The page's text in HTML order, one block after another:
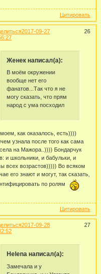
Цитировать
26
2017-09-27
Женек написал(а):
В моём окружении
вообще нет его
фанатов...Так что я не
могу сказать, что прям
народ с ума посходил
как оказалось, есть))))
узнала после того как сама
на Мажора..)))) Бондарчук
и школьники, и бабульки, и
всех возрастов))))) Во всяком
его знают и могут, так сказать,
по ролям
Цитировать
27
2017-09-28
Helena написал(а):
Замечала и у